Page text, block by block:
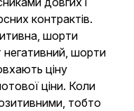
контрактів.
шорти
шорти
ціну
ціни. Коли
тобто